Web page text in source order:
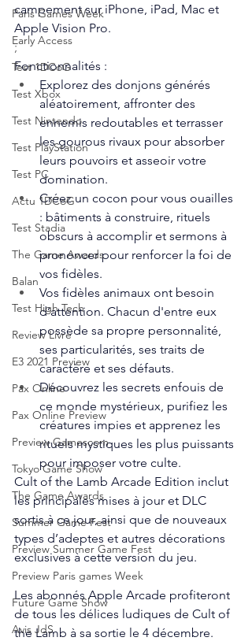
Paris Games Week
Early Access
Test 1DCoG
Test Xbox
Test Nintendo
Test PlayStation
Test PC
Actu 1DCoG
Test Stadia
The Game Awards
Balan
Test High Tech
Review Livre
E3 2021 Preview
Pax Online
Pax Online Preview
Preview Gamescom
Tokyo Game Show
The Game Awards
Summer Game Fest
Preview Summer Game Fest
Preview Paris games Week
Future Game Show
Avis JdS
campement sur iPhone, iPad, Mac et
Apple Vision Pro.
;
Fonctionnalités :
Explorez des donjons générés
aléatoirement, affronter des
ennemis redoutables et terrasser
les gourous rivaux pour absorber
leurs pouvoirs et asseoir votre
domination.
Créez un cocon pour vous ouailles
: bâtiments à construire, rituels
obscurs à accomplir et sermons à
prononcer pour renforcer la foi de
vos fidèles.
Vos fidèles animaux ont besoin
d’attention. Chacun d'entre eux
possède sa propre personnalité,
ses particularités, ses traits de
caractère et ses défauts.
Découvrez les secrets enfouis de
ce monde mystérieux, purifiez les
créatures impies et apprenez les
rituels mystiques les plus puissants
pour imposer votre culte.
Cult of the Lamb Arcade Edition inclut
les principales mises à jour et DLC
sortis à ce jour, ainsi que de nouveaux
types d’adeptes et autres décorations
exclusives à cette version du jeu.
Les abonnés Apple Arcade profiteront
de tous les délices ludiques de Cult of
the Lamb à sa sortie le 4 décembre.